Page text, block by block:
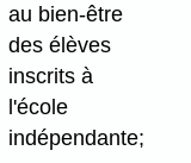
au bien-être
des élèves
inscrits à
l'école
indépendante;